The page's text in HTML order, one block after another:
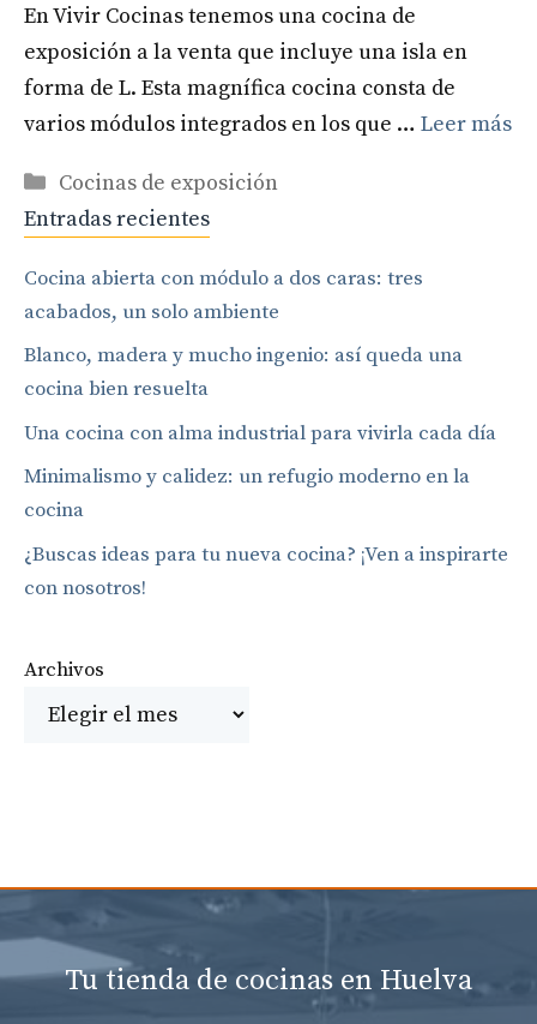
En Vivir Cocinas tenemos una cocina de
exposición a la venta que incluye una isla en
forma de L. Esta magnífica cocina consta de
varios módulos integrados en los que … Leer más
Categorías
Cocinas de exposición
Entradas recientes
Cocina abierta con módulo a dos caras: tres
acabados, un solo ambiente
Blanco, madera y mucho ingenio: así queda una
cocina bien resuelta
Una cocina con alma industrial para vivirla cada día
Minimalismo y calidez: un refugio moderno en la
cocina
¿Buscas ideas para tu nueva cocina? ¡Ven a inspirarte
con nosotros!
Archivos
Tu tienda de cocinas en Huelva